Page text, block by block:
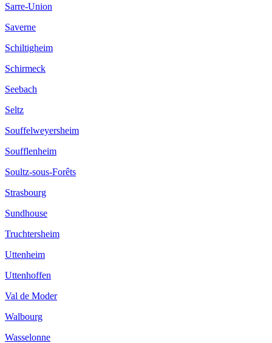
Sarre-Union
Saverne
Schiltigheim
Schirmeck
Seebach
Seltz
Souffelweyersheim
Soufflenheim
Soultz-sous-Forêts
Strasbourg
Sundhouse
Truchtersheim
Uttenheim
Uttenhoffen
Val de Moder
Walbourg
Wasselonne